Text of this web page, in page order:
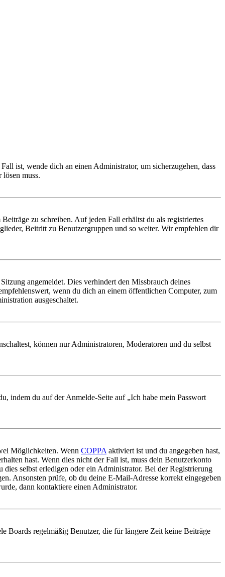
ist, wende dich an einen Administrator, um sicherzugehen, dass
muss.
zu schreiben. Auf jeden Fall erhältst du als registriertes
Beitritt zu Benutzergruppen und so weiter. Wir empfehlen dir
angemeldet. Dies verhindert den Missbrauch deines
wenn du dich an einem öffentlichen Computer, zum
ausgeschaltet.
können nur Administratoren, Moderatoren und du selbst
indem du auf der Anmelde-Seite auf „Ich habe mein Passwort
Möglichkeiten. Wenn COPPA aktiviert ist und du angegeben hast,
hast. Wenn dies nicht der Fall ist, muss dein Benutzerkonto
selbst erledigen oder ein Administrator. Bei der Registrierung
Ansonsten prüfe, ob du deine E-Mail-Adresse korrekt eingegeben
dann kontaktiere einen Administrator.
Boards regelmäßig Benutzer, die für längere Zeit keine Beiträge